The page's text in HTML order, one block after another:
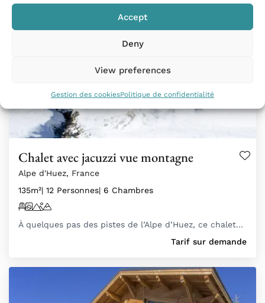
Accept
Deny
View preferences
Gestion des cookiesPolitique de confidentialité
Chalet avec jacuzzi vue montagne
Alpe d'Huez, France
135m²| 12 Personnes| 6 Chambres
À quelques pas des pistes de l’Alpe d’Huez, ce chalet…
Tarif sur demande